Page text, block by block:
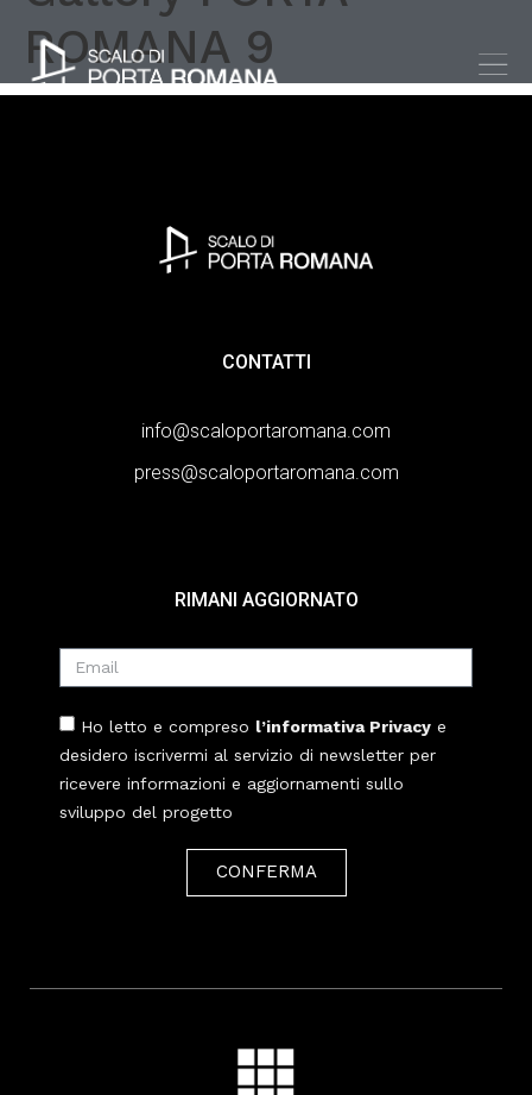
ROMANA 9
CONTATTI
info@scaloportaromana.com
press@scaloportaromana.com
RIMANI AGGIORNATO
Ho letto e compreso l’informativa Privacy e
desidero iscrivermi al servizio di newsletter per
ricevere informazioni e aggiornamenti sullo
sviluppo del progetto
CONFERMA